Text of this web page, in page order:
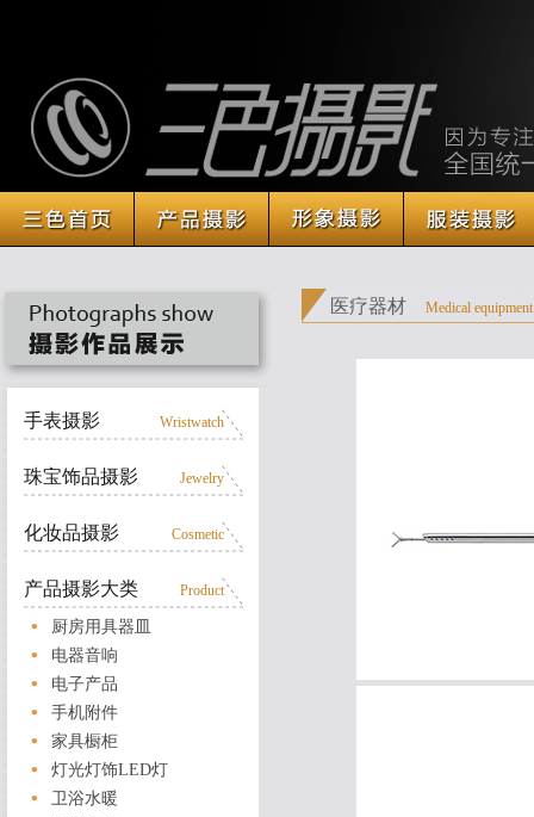
手表摄影 Wristwatch
珠宝饰品摄影 Jewelry
化妆品摄影 Cosmetic
产品摄影大类 Product
厨房用具器皿
电器音响
电子产品
手机附件
家具橱柜
灯光灯饰LED灯
卫浴水暖
医疗器材 Medical equipment